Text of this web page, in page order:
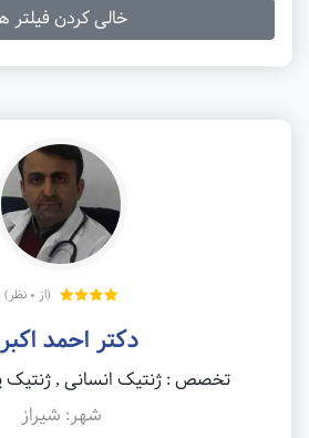
خالی کردن فیلتر
(از 0 نظر)
دکتر احمد
تخصص : ژنتیک انسانی ,
شهر: شیراز